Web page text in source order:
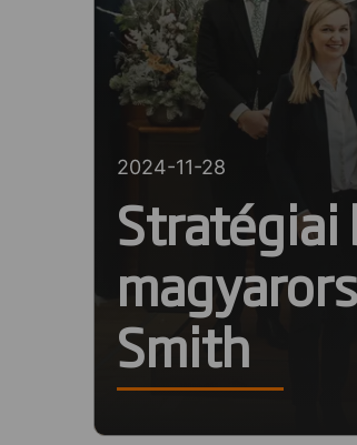
2024-11-28
Stratégiai
Smith